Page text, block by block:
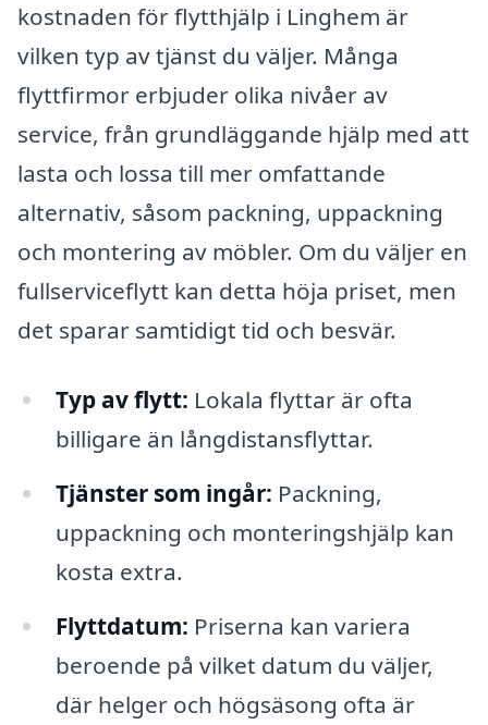
kostnaden för flytthjälp i Linghem är
vilken typ av tjänst du väljer. Många
flyttfirmor erbjuder olika nivåer av
service, från grundläggande hjälp med att
lasta och lossa till mer omfattande
alternativ, såsom packning, uppackning
och montering av möbler. Om du väljer en
fullserviceflytt kan detta höja priset, men
det sparar samtidigt tid och besvär.
Typ av flytt: Lokala flyttar är ofta
billigare än långdistansflyttar.
Tjänster som ingår: Packning,
uppackning och monteringshjälp kan
kosta extra.
Flyttdatum: Priserna kan variera
beroende på vilket datum du väljer,
där helger och högsäsong ofta är